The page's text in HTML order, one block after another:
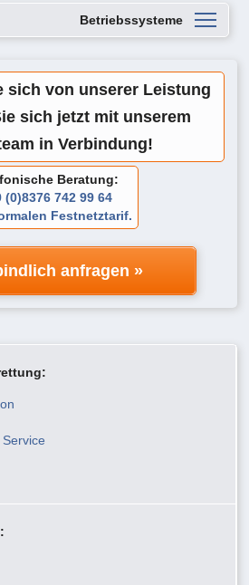
Betriebssysteme
sich von unserer Leistung
sich jetzt mit unserem
in Verbindung!
Beratung:
(0)8376 742 99 64
Festnetztarif.
anfragen »